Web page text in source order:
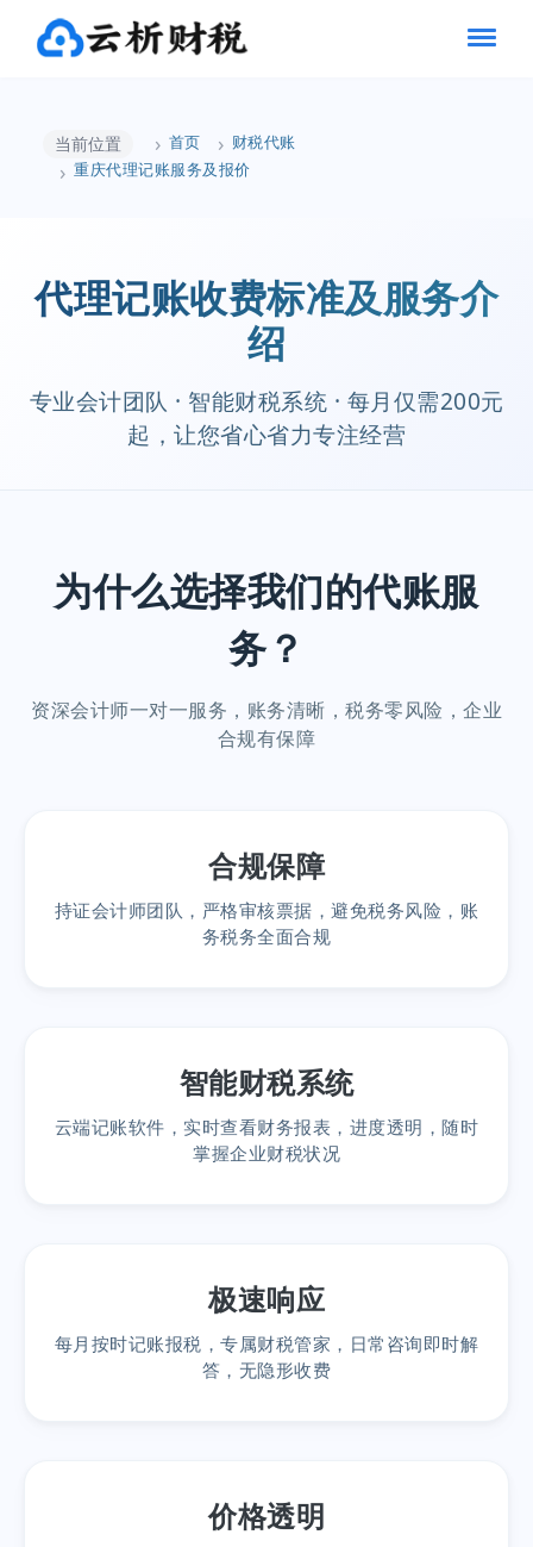
当前位置 首页
财税代账
重庆代理记账服务及报价
代理记账收费标准及服务介
绍
专业会计团队 · 智能财税系统 · 每月仅需200元
起，让您省心省力专注经营
为什么选择我们的代账服
务？
资深会计师一对一服务，账务清晰，税务零风险，企业
合规有保障
合规保障
持证会计师团队，严格审核票据，避免税务风险，账
务税务全面合规
智能财税系统
云端记账软件，实时查看财务报表，进度透明，随时
掌握企业财税状况
极速响应
每月按时记账报税，专属财税管家，日常咨询即时解
答，无隐形收费
价格透明